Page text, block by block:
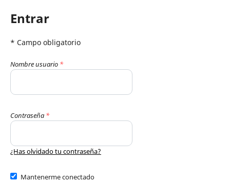
Entrar
* Campo obligatorio
Nombre usuario *
Contraseña *
¿Has olvidado tu contraseña?
Mantenerme conectado